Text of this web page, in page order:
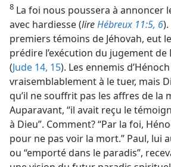
8 La foi nous poussera à annoncer
avec hardiesse (lireHébreux 11:5, 6
premiers témoins de Jéhovah, eut
prédire l’exécution du jugement de
(Jude 14, 15). Les ennemis
vraisemblablement à le tuer, mais
qu’il ne souffrit pas les affres de la
Auparavant, “il avait reçu le
à Dieu”. Comment? “Par la foi,
pour ne pas voir la mort.” Paul, lui
ou “emporté dans le paradis”,